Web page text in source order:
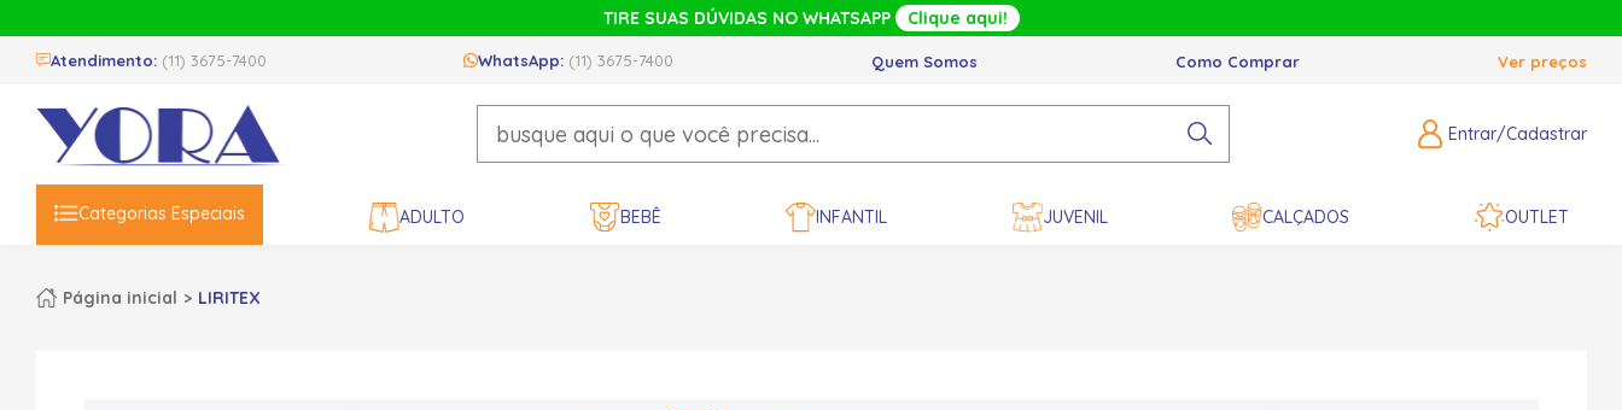
TIRE SUAS DÚVIDAS NO WHATSAPP Clique aqui!
Atendimento: (11) 3675-7400 WhatsApp: (11) 3675-7400 Quem Somos Como Comprar Ver preços
Entrar/Cadastrar
Categorias Especiais ADULTO BEBÊ INFANTIL JUVENIL CALÇADOS OUTLET
Página inicial LIRITEX